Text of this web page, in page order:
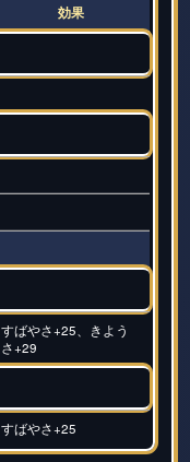
効果
すばやさ+25、きよう
さ+29
すばやさ+25